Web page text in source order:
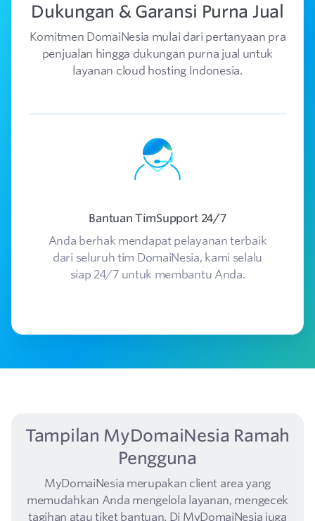
Dukungan & Garansi Purna Jual
Komitmen DomaiNesia mulai dari pertanyaan pra
penjualan hingga dukungan purna jual untuk
layanan cloud hosting Indonesia.
Bantuan TimSupport 24/7
Anda berhak mendapat pelayanan terbaik
dari seluruh tim DomaiNesia, kami selalu
siap 24/7 untuk membantu Anda.
Tampilan MyDomaiNesia Ramah
Pengguna
MyDomaiNesia merupakan client area yang
memudahkan Anda mengelola layanan, mengecek
tagihan atau tiket bantuan. Di MyDomaiNesia juga